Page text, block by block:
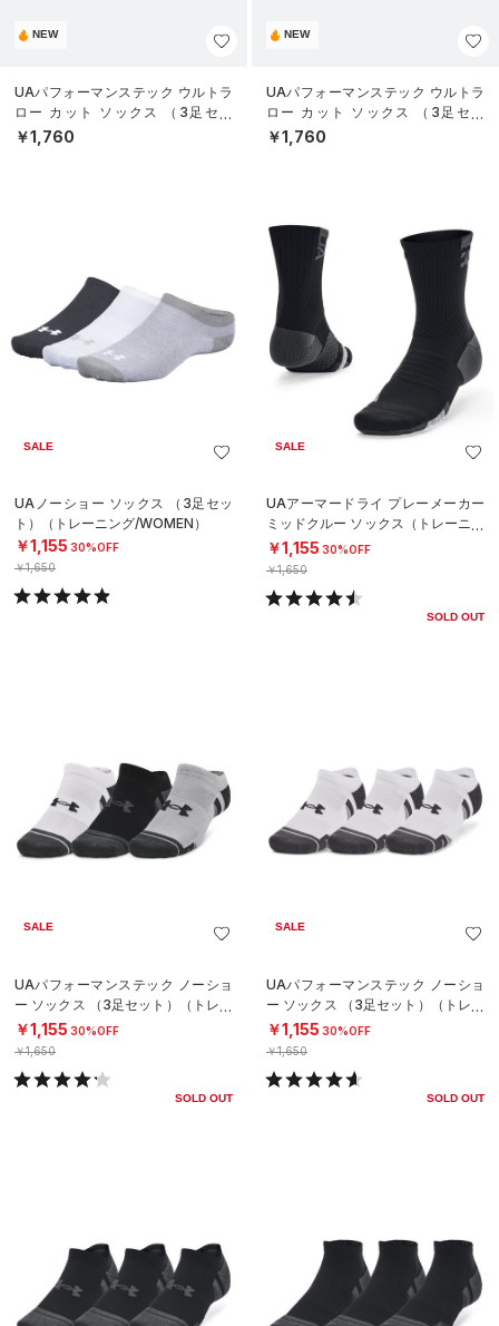
NEW
UAパフォーマンステック ウルトラ
ロー カット ソックス （3足セッ
ト）（トレーニング/UNISEX）
￥1,760
NEW
UAパフォーマンステック ウルトラ
ロー カット ソックス （3足セッ
ト）（トレーニング/UNISEX）
￥1,760
SALE
UAノーショー ソックス （3足セッ
ト）（トレーニング/WOMEN）
￥1,155 30%OFF
￥1,650
SALE
UAアーマードライ プレーメーカー
ミッドクルー ソックス（トレーニン
グ/UNISEX）
￥1,155 30%OFF
￥1,650
SOLD OUT
SALE
UAパフォーマンステック ノーショ
ー ソックス （3足セット）（トレー
ニング/UNISEX）
￥1,155 30%OFF
￥1,650
SOLD OUT
SALE
UAパフォーマンステック ノーショ
ー ソックス （3足セット）（トレー
ニング/UNISEX）
￥1,155 30%OFF
￥1,650
SOLD OUT